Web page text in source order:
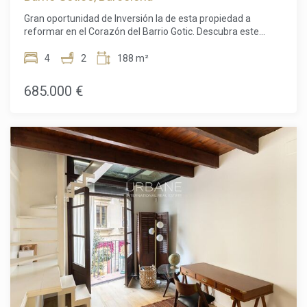
ofrece un estilo de vida urbano relajado con todos los
servicios al alcance. El Proyecto Aribau es una vivienda con
personalidad: luminosa, espaciosa y perfectamente situada
para disfrutar de lo mejor de Barcelona.
Gran oportunidad de Inversión la de esta propiedad a
reformar en el Corazón del Barrio Gotic. Descubra este
Gótico de Barcelona, uno de los más emblemáticos y
por sus cuatro cómodas habitaciones y tres estancias
adicionales que pueden transformarse fácilmente en
construidos, la propiedad cuenta con un trastero de 27 m²
en la finca.El piso está en buen estado y puede habitarse,
aunque también representa una excelente oportunidad
para una renovación completa. Sus amplios espacios,
elementos originales y carácter único lo convierten en la
base perfecta para crear una vivienda personalizada con
encanto moderno. Otro privilegio poco común en esta zona
histórica es el acceso al rooftop, un verdadero lujo en el
corazón del casco antiguo. Este espacio exterior
compartido es ideal para tomar el sol, relajarse o disfrutar
de las vistas sobre los tejados del Barrio Gótico.Situado en
una calle adoquinada con encanto, rodeado de boutiques,
restaurantes tradicionales y patrimonio arquitectónico, este
piso goza de una ubicación inmejorable. La fuerte demanda
4 2 188 m²
685.000 €